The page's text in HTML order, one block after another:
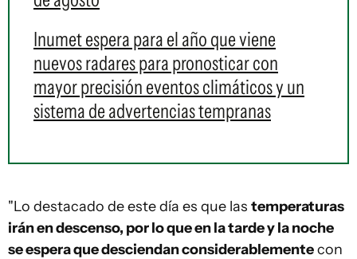
Inumet espera para el año que viene
nuevos radares para pronosticar con
mayor precisión eventos climáticos y un
sistema de advertencias tempranas
"Lo destacado de este día es que las temperaturas
irán en descenso, por lo que en la tarde y la noche
se espera que desciendan considerablementecon